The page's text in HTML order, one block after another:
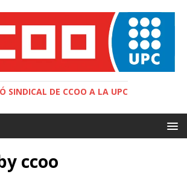
SINDICAL DE CCOO A LA UPC
ccoo